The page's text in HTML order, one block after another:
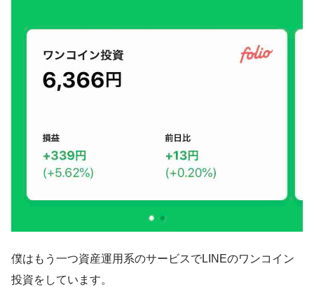
僕はもう一つ資産運用系のサービスでLINEのワンコイン
投資をしています。